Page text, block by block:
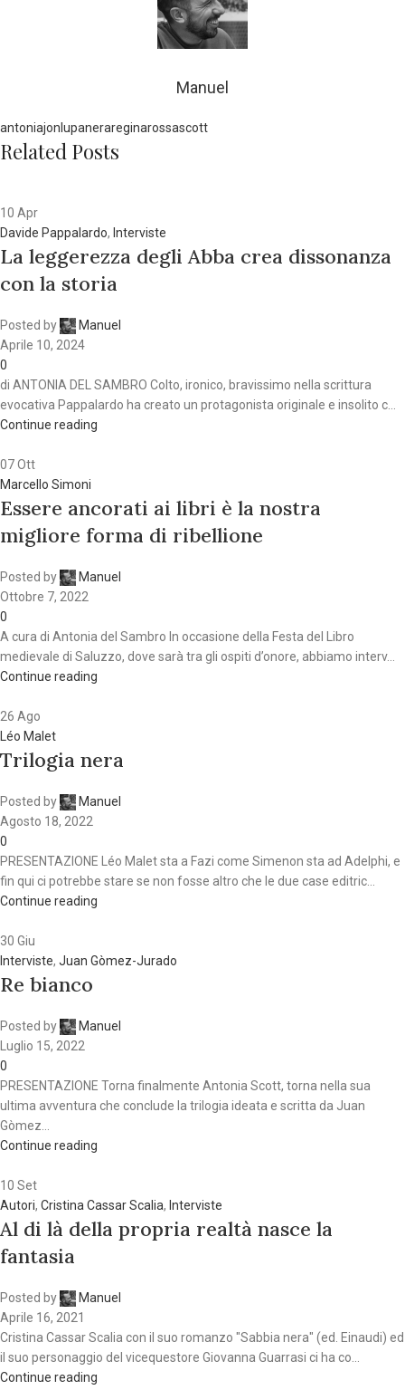
Manuel
antoniajon lupanerareginarossascott
Related Posts
10 Apr
Davide Pappalardo, Interviste
La leggerezza degli Abba crea dissonanza
con la storia
Posted by
Manuel
Aprile 10, 2024
0
di ANTONIA DEL SAMBRO Colto, ironico, bravissimo nella scrittura
evocativa Pappalardo ha creato un protagonista originale e insolito c...
Continue reading
07Ott
Marcello Simoni
Essere ancorati ai libri è la nostra
migliore forma di ribellione
Posted by
Manuel
Ottobre 7, 2022
0
A cura di Antonia del Sambro In occasione della Festa del Libro
medievale di Saluzzo, dove sarà tra gli ospiti d’onore, abbiamo interv...
Continue reading
26 Ago
Léo Malet
Trilogia nera
Posted by
Manuel
Agosto 18, 2022
0
PRESENTAZIONE Léo Malet sta a Fazi come Simenon sta ad Adelphi, e
fin qui ci potrebbe stare se non fosse altro che le due case editric...
Continue reading
30 Giu
Interviste, Juan Gòmez-Jurado
Re bianco
Posted by
Manuel
Luglio 15, 2022
0
PRESENTAZIONE Torna finalmente Antonia Scott, torna nella sua
ultima avventura che conclude la trilogia ideata e scritta da Juan
Gòmez...
Continue reading
10 Set
Autori, Cristina Cassar Scalia, Interviste
Al di là della propria realtà nasce la
fantasia
Posted by
Manuel
Aprile 16, 2021
Cristina Cassar Scalia con il suo romanzo "Sabbia nera" (ed. Einaudi) ed
il suo personaggio del vicequestore Giovanna Guarrasi ci ha co...
Continue reading